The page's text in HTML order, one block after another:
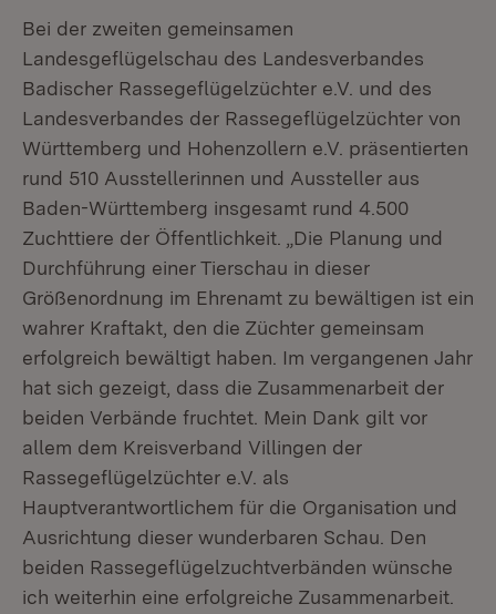
Bei der zweiten gemeinsamen
Landesgeflügelschau des Landesverbandes
Badischer Rassegeflügelzüchter e.V. und des
Landesverbandes der Rassegeflügelzüchter von
Württemberg und Hohenzollern e.V. präsentierten
rund 510 Ausstellerinnen und Aussteller aus
Baden-Württemberg insgesamt rund 4.500
Zuchttiere der Öffentlichkeit. „Die Planung und
Durchführung einer Tierschau in dieser
Größenordnung im Ehrenamt zu bewältigen ist ein
wahrer Kraftakt, den die Züchter gemeinsam
erfolgreich bewältigt haben. Im vergangenen Jahr
hat sich gezeigt, dass die Zusammenarbeit der
beiden Verbände fruchtet. Mein Dank gilt vor
allem dem Kreisverband Villingen der
Rassegeflügelzüchter e.V. als
Hauptverantwortlichem für die Organisation und
Ausrichtung dieser wunderbaren Schau. Den
beiden Rassegeflügelzuchtverbänden wünsche
ich weiterhin eine erfolgreiche Zusammenarbeit.